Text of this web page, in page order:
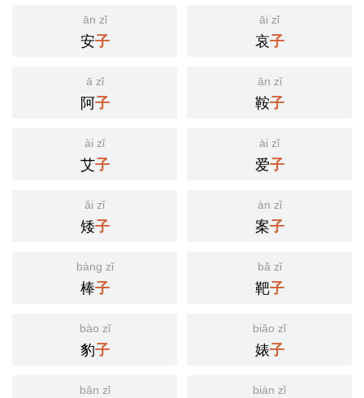
ān zǐ
安子
āi zǐ
哀子
ā zǐ
阿子
ān zǐ
鞍子
ài zǐ
艾子
ài zǐ
爱子
ǎi zǐ
矮子
àn zǐ
案子
bàng zǐ
棒子
bǎ zǐ
靶子
bào zǐ
豹子
biǎo zǐ
婊子
bǎn zǐ biàn zǐ